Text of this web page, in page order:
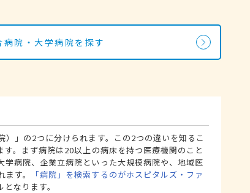
院・大学病院を探す
」の2つに分けられます。この2つの違いを知るこ
。まず病院は20以上の病床を持つ医療機関のこと
病院、企業立病院といった大規模病院や、地域医
す。
「病院」を検索するのがホスピタルズ・ファ
なります。